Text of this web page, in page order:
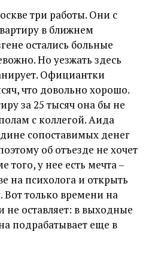
три работы. Они с
в ближнем
остались больные
Но уезжать здесь
Официантки
что довольно хорошо.
за 25 тысяч она бы не
с коллегой. Аида
сопоставимых денег
об отъезде не хочет
того, у нее есть мечта –
на психолога и открыть
Вот только времени на
не оставляет: в выходные
подрабатывает еще в